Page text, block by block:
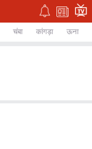
चंबा कांगड़ा ऊना